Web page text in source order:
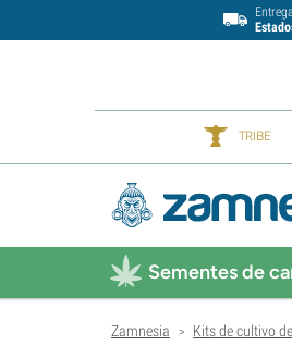
TRIBE
Sementes de
Zamnesia > Kits de cultivo